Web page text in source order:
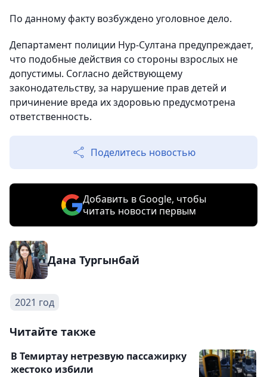
По данному факту возбуждено уголовное дело.
Департамент полиции Нур-Султана предупреждает,
что подобные действия со стороны взрослых не
допустимы. Согласно действующему
законодательству, за нарушение прав детей и
причинение вреда их здоровью предусмотрена
ответственность.
Поделитесь новостью
Добавить в Google, чтобы
читать новости первым
Дана Тургынбай
2021 год
Читайте также
В Темиртау нетрезвую пассажирку
жестоко избили